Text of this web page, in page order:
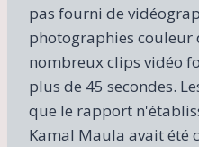
pas fourni de
photographies couleur
nombreux clips vidéo
plus de 45 secondes.
que le rapport
Kamal Maula avait été